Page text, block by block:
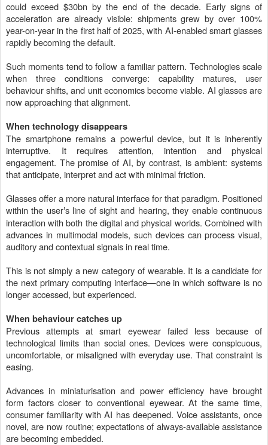
could exceed $30bn by the end of the decade. Early signs of
acceleration are already visible: shipments grew by over 100%
year-on-year in the first half of 2025, with AI-enabled smart glasses
rapidly becoming the default.
Such moments tend to follow a familiar pattern. Technologies scale
when three conditions converge: capability matures, user
behaviour shifts, and unit economics become viable. AI glasses are
now approaching that alignment.
When technology disappears
The smartphone remains a powerful device, but it is inherently
interruptive. It requires attention, intention and physical
engagement. The promise of AI, by contrast, is ambient: systems
that anticipate, interpret and act with minimal friction.
Glasses offer a more natural interface for that paradigm. Positioned
within the user’s line of sight and hearing, they enable continuous
interaction with both the digital and physical worlds. Combined with
advances in multimodal models, such devices can process visual,
auditory and contextual signals in real time.
This is not simply a new category of wearable. It is a candidate for
the next primary computing interface—one in which software is no
longer accessed, but experienced.
When behaviour catches up
Previous attempts at smart eyewear failed less because of
technological limits than social ones. Devices were conspicuous,
uncomfortable, or misaligned with everyday use. That constraint is
easing.
Advances in miniaturisation and power efficiency have brought
form factors closer to conventional eyewear. At the same time,
consumer familiarity with AI has deepened. Voice assistants, once
novel, are now routine; expectations of always-available assistance
are becoming embedded.